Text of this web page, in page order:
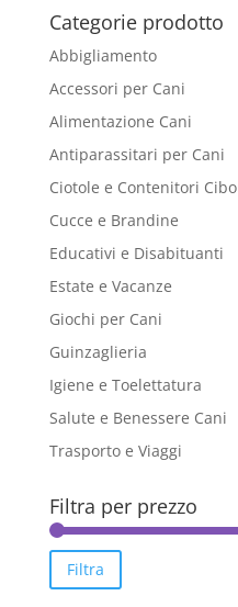
Categorie prodotto
Abbigliamento
Accessori per Cani
Alimentazione Cani
Antiparassitari per Cani
Ciotole e Contenitori Cibo
Cucce e Brandine
Educativi e Disabituanti
Estate e Vacanze
Giochi per Cani
Guinzaglieria
Igiene e Toelettatura
Salute e Benessere Cani
Trasporto e Viaggi
Filtra per prezzo
Filtra